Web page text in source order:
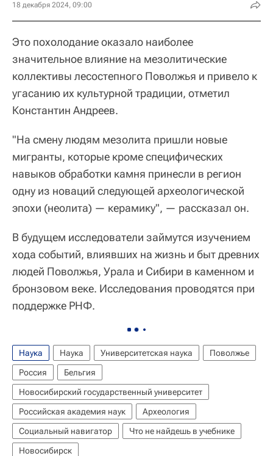
18 декабря 2024, 09:00
Это похолодание оказало наиболее
значительное влияние на мезолитические
коллективы лесостепного Поволжья и привело к
угасанию их культурной традиции, отметил
Константин Андреев.
"На смену людям мезолита пришли новые
мигранты, которые кроме специфических
навыков обработки камня принесли в регион
одну из новаций следующей археологической
эпохи (неолита) — керамику", — рассказал он.
В будущем исследователи займутся изучением
хода событий, влиявших на жизнь и быт древних
людей Поволжья, Урала и Сибири в каменном и
бронзовом веке. Исследования проводятся при
поддержке РНФ.
Наука Наука Университетская наука
Поволжье
Россия
Бельгия
Новосибирский государственный университет
Российская академия наук
Археология
Социальный навигатор
Что не найдешь в учебнике
Новосибирск